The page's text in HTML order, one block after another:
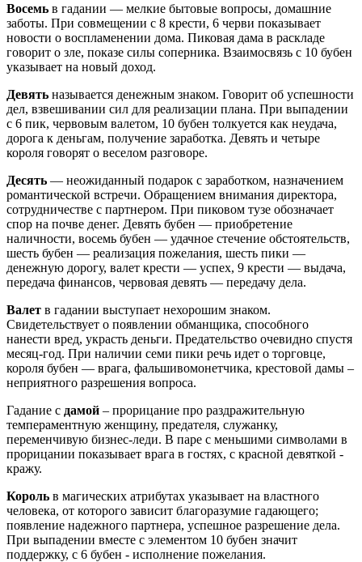
Восемь в гадании — мелкие бытовые вопросы, домашние
заботы. При совмещении с 8 крести, 6 черви показывает
новости о воспламенении дома. Пиковая дама в раскладе
говорит о зле, показе силы соперника. Взаимосвязь с 10 бубен
указывает на новый доход.
Девять называется денежным знаком. Говорит об успешности
дел, взвешивании сил для реализации плана. При выпадении
с 6 пик, червовым валетом, 10 бубен толкуется как неудача,
дорога к деньгам, получение заработка. Девять и четыре
короля говорят о веселом разговоре.
Десять — неожиданный подарок с заработком, назначением
романтической встречи. Обращением внимания директора,
сотрудничестве с партнером. При пиковом тузе обозначает
спор на почве денег. Девять бубен — приобретение
наличности, восемь бубен — удачное стечение обстоятельств,
шесть бубен — реализация пожелания, шесть пики —
денежную дорогу, валет крести — успех, 9 крести — выдача,
передача финансов, червовая девять — передачу дела.
Валет в гадании выступает нехорошим знаком.
Свидетельствует о появлении обманщика, способного
нанести вред, украсть деньги. Предательство очевидно спустя
месяц-год. При наличии семи пики речь идет о торговце,
короля бубен — врага, фальшивомонетчика, крестовой дамы –
неприятного разрешения вопроса.
Гадание с дамой – прорицание про раздражительную
темпераментную женщину, предателя, служанку,
переменчивую бизнес-леди. В паре с меньшими символами в
прорицании показывает врага в гостях, с красной девяткой -
кражу.
Король в магических атрибутах указывает на властного
человека, от которого зависит благоразумие гадающего;
появление надежного партнера, успешное разрешение дела.
При выпадении вместе с элементом 10 бубен значит
поддержку, с 6 бубен - исполнение пожелания.